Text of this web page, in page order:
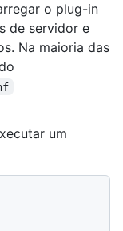
o plug-in
de servidor e
Na maioria das
um